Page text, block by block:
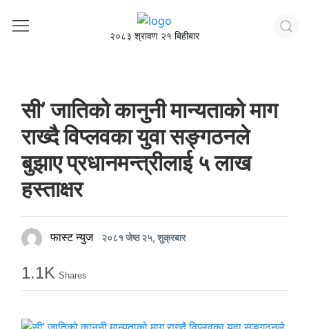
२०८३ श्रावण २१ बिहीबार
सी’ जातिको कानुनी मान्यताको माग
राख्दै विप्लवका युवा सङ्गठनले
बुझाए प्रधानमन्त्रीलाई ५ लाख
हस्ताक्षर
फास्ट न्युज २०८१ जेष्ठ २५, शुक्रबार
1.1K Shares